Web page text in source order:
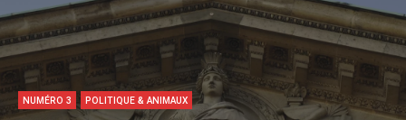
NUMÉRO 3 POLITIQUE & ANIMAUX